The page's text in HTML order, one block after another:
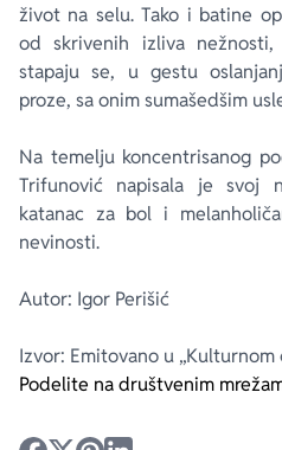
život na selu. Tako i batine
od skrivenih izliva
stapaju se, u gestu
proze, sa onim sumašedšim
Na temelju koncentrisanog
Trifunović napisala je svoj
katanac za bol i
nevinosti.
Autor: Igor Perišić
Izvor: Emitovano u „Kulturnom
Podelite na društvenim